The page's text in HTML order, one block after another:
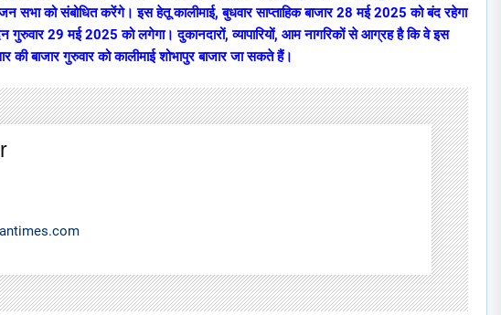
सभा को संबोधित करेंगे। इस हेतू कालीमाई, बुधवार साप्ताहिक बाजार 28 मई 2025 को बंद रहेगा
गुरुवार 29 मई 2025 को लगेगा। दुकानदारों, व्यापारियों, आम नागरिकों से आग्रह है कि वे इस
की बाजार गुरुवार को कालीमाई शोभापुर बाजार जा सकते हैं।